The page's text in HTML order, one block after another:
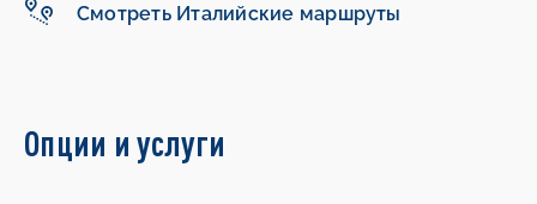
Смотреть Италийские маршруты
Опции и услуги